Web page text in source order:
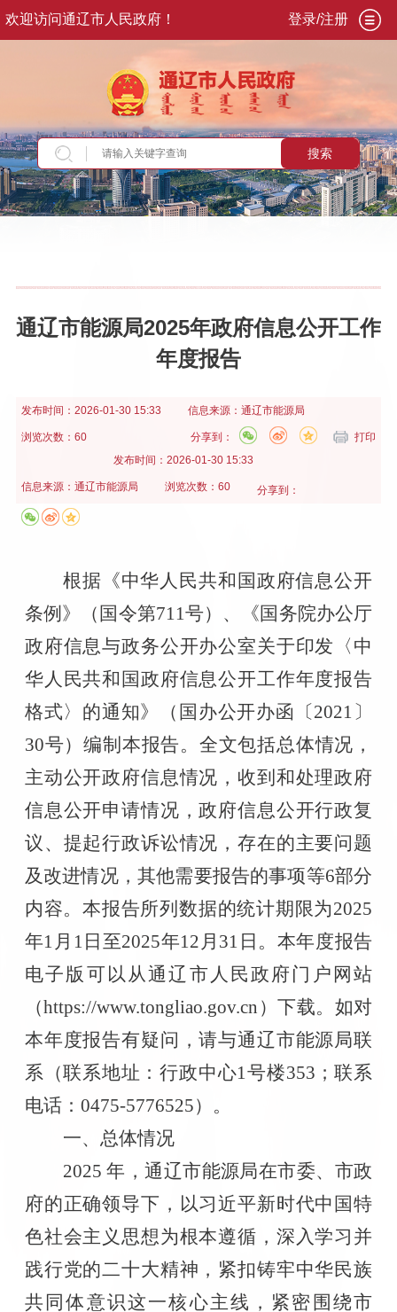
欢迎访问通辽市人民政府！ 登录/注册
搜索
当前位置：首页>政务公开>政府信息公开年报
通辽市能源局2025年政府信息公开工作
年度报告
发布时间： 2026-01-30 15:33 信息来源： 通辽市能源局
浏览次数：60 打印
分享到：
发布时间： 2026-01-30 15:33
信息来源： 通辽市能源局 浏览次数：60 分享到：
根据《中华人民共和国政府信息公开
条例》
（国令第711号） 、
《国务院办公厅
政府信息与政务公开办公室关于印发〈中
华人民共和国政府信息公开工作年度报告
格式〉的通知》（国办公开办函〔2021 〕
30号）编制本报告。全文包括总体情况，
主动公开政府信息情况，收到和处理政府
信息公开申请情况，政府信息公开行政复
议、提起行政诉讼情况，存在的主要问题
及改进情况，其他需要报告的事项等6部分
内容。本报告所列数据的统计期限为2025
年1 月 1 日至2025年12 月 31 日。本年度报告
电子版可以从通辽市人民政府门户网站
（https://www.tongliao.gov.cn ）下载。如对
本年度报告有疑问，请与通辽市能源局联
系（联系地址：行政中心1 号楼353 ；联系
电话： 0475-5776525）。
一、总体情况
2025 年，通辽市能源局在市委、市政
府的正确领导下，以习近平新时代中国特
色社会主义思想为根本遵循，深入学习并
践行党的二十大精神，紧扣铸牢中华民族
共同体意识这一核心主线，紧密围绕市